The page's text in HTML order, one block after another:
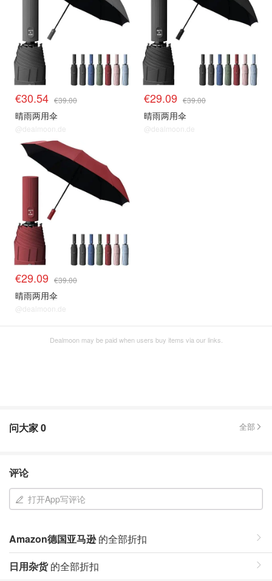
€30.54 €39.00
晴雨两用伞
@dealmoon.de
€29.09 €39.00
晴雨两用伞
@dealmoon.de
€29.09 €39.00
晴雨两用伞
@dealmoon.de
Dealmoon may be paid when users buy items via our links.
问大家0 全部
评论
打开App写评论
Amazon德国亚马逊的全部折扣
日用杂货的全部折扣